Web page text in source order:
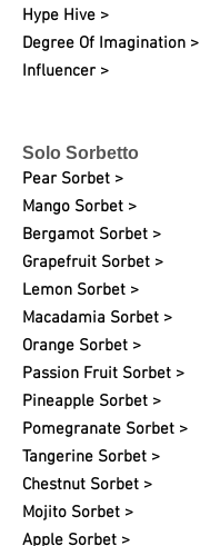
Hype Hive >
Degree Of Imagination >
Influencer >
Solo Sorbetto
Pear Sorbet >
Mango Sorbet >
Bergamot Sorbet >
Grapefruit Sorbet >
Lemon Sorbet >
Macadamia Sorbet >
Orange Sorbet >
Passion Fruit Sorbet >
Pineapple Sorbet >
Pomegranate Sorbet >
Tangerine Sorbet >
Chestnut Sorbet >
Mojito Sorbet >
Apple Sorbet >